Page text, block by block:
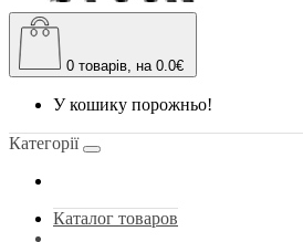
0 товарів, на 0.0€
У кошику порожньо!
Категорії
Каталог товаров